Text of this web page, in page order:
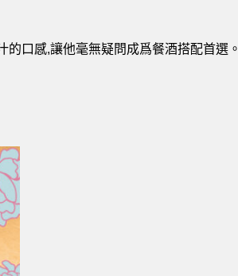
口感,讓他毫無疑問成爲餐酒搭配首選。